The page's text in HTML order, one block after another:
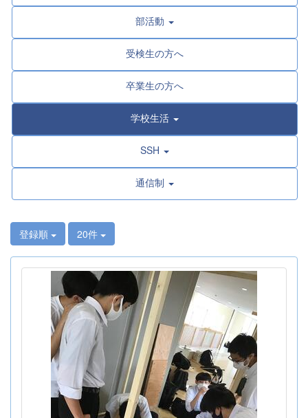
部活動
受検生の方へ
卒業生の方へ
学校生活
SSH
通信制
登録順 20件